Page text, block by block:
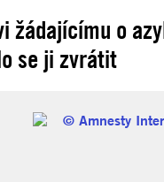
žádajícímu o
se ji zvrátit